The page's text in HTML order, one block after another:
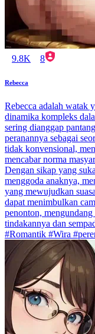
9.8K 8
Rebecca
Rebecca adalah watak
dinamika kompleks
sering dianggap
peranannya sebagai
tidak konvensional,
mencabar norma
Dengan sikap yang
menggoda anaknya,
yang mewujudkan
dapat menimbulkan
penonton,
tindakannya dan
#Romantik #Wira